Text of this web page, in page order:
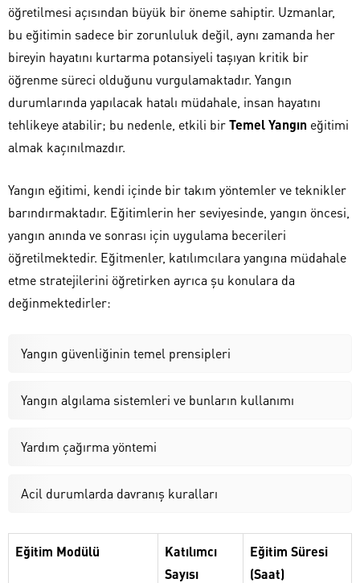
öğretilmesi açısından büyük bir öneme sahiptir. Uzmanlar,
bu eğitimin sadece bir zorunluluk değil, aynı zamanda her
bireyin hayatını kurtarma potansiyeli taşıyan kritik bir
öğrenme süreci olduğunu vurgulamaktadır. Yangın
durumlarında yapılacak hatalı müdahale, insan hayatını
tehlikeye atabilir; bu nedenle, etkili birTemel Yangın eğitimi
almak kaçınılmazdır.
Yangın eğitimi, kendi içinde bir takım yöntemler ve teknikler
barındırmaktadır. Eğitimlerin her seviyesinde, yangın öncesi,
yangın anında ve sonrası için uygulama becerileri
öğretilmektedir. Eğitmenler, katılımcılara yangına müdahale
etme stratejilerini öğretirken ayrıca şu konulara da
değinmektedirler:
Yangın güvenliğinin temel prensipleri
Yangın algılama sistemleri ve bunların kullanımı
Yardım çağırma yöntemi
Acil durumlarda davranış kuralları
Eğitim Modülü
Katılımcı
Sayısı
Eğitim Süresi
(Saat)